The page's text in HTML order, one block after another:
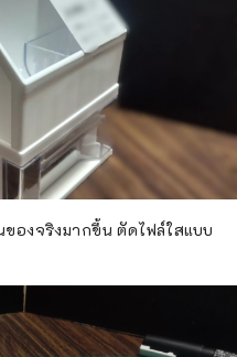
ของจริงมากขึ้น ตัดไฟล์ใสแบบ